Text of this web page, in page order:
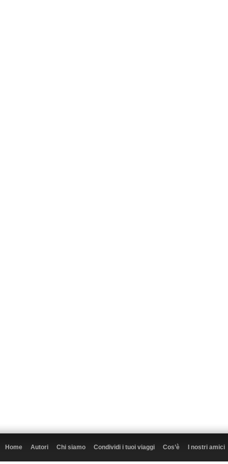
Home Autori Chi siamo Condividi i tuoi viaggi Cos’è I nostri amici